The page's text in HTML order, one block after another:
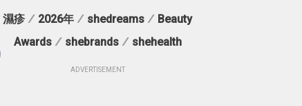
濕疹 / 2026年 / shedreams / Beauty
Awards/ shebrands/ shehealth
ADVERTISEMENT